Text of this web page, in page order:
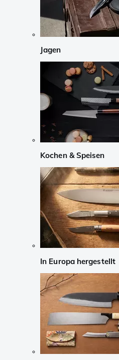
Jagen
Kochen & Speisen
In Europa hergestellt